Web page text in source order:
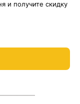
и получите скидку
в даты 11 января —
— 10 мая 2027.